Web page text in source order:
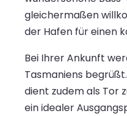
gleichermaßen
der Hafen für einen
Bei Ihrer Ankunft
Tasmaniens
dient zudem als Tor
ein idealer